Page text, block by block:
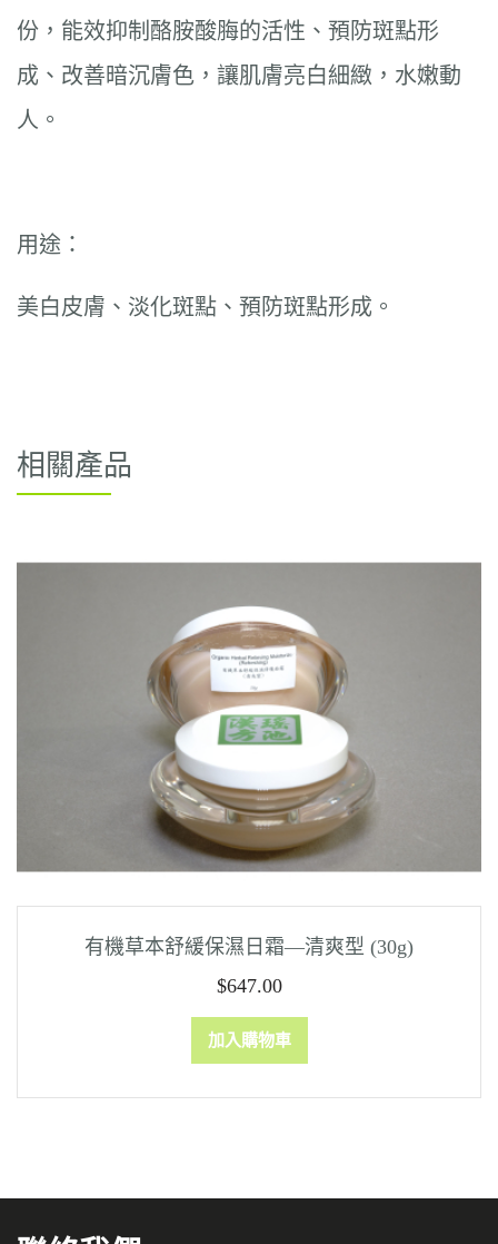
份，能效抑制酪胺酸脢的活性、預防斑點形
成、改善暗沉膚色，讓肌膚亮白細緻，水嫩動
人。
用途：
美白皮膚、淡化斑點、預防斑點形成。
相關產品
有機草本舒緩保濕日霜—清爽型 (30g)
$647.00
加入購物車